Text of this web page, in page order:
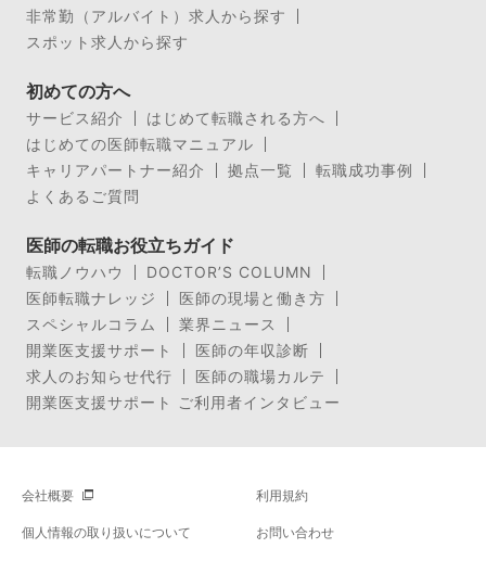
非常勤（アルバイト）求人から探す
スポット求人から探す
初めての方へ
サービス紹介
はじめて転職される方へ
はじめての医師転職マニュアル
キャリアパートナー紹介
拠点一覧
転職成功事例
よくあるご質問
医師の転職お役立ちガイド
転職ノウハウ
DOCTOR’S COLUMN
医師転職ナレッジ
医師の現場と働き方
スペシャルコラム
業界ニュース
開業医支援サポート
医師の年収診断
求人のお知らせ代行
医師の職場カルテ
開業医支援サポート ご利用者インタビュー
会社概要 利用規約
個人情報の取り扱いについて お問い合わせ